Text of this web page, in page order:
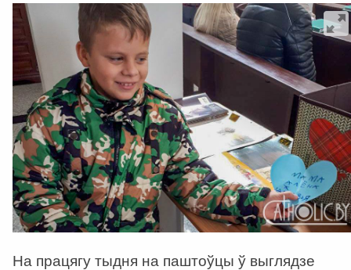
На працягу тыдня на паштоўцы ў выглядзе